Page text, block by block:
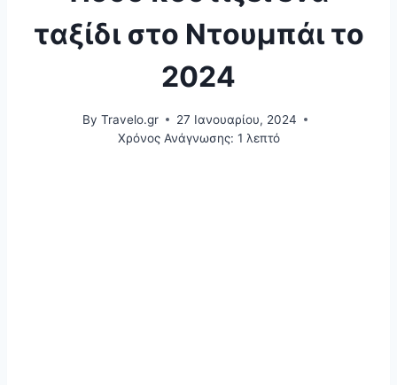
ταξίδι στο Ντουμπάι το
2024
By Travelo.gr
27 Ιανουαρίου, 2024
Χρόνος Ανάγνωσης: 1 λεπτό